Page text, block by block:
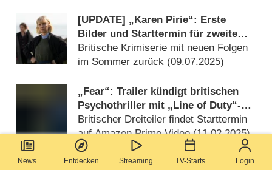
News Entdecken Streaming TV-Starts Login
[UPDATE] „Karen Pirie“: Erste
Bilder und Starttermin für zweite
Staffel in Sicht
Britische Krimiserie mit neuen Folgen
im Sommer zurück (09.07.2025)
„Fear“: Trailer kündigt britischen
Psychothriller mit „Line of Duty“-
Star Martin Compston an
Britischer Dreiteiler findet Starttermin
auf Amazon Prime Video (11.02.2025)
„Jack Ryan“: Neuer Trailer zur